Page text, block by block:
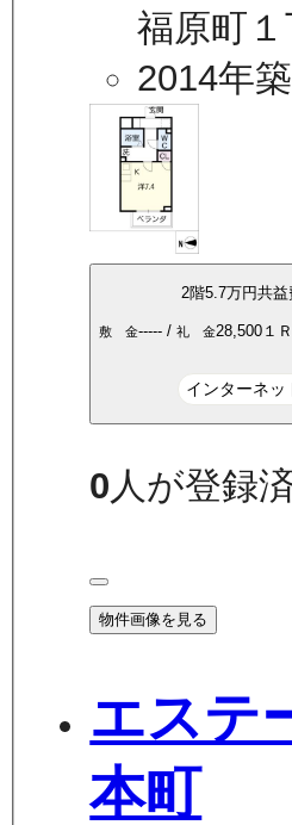
福原町１
2014年築
2階5.7万円共益
敷 金----- /礼 金28,500 １Ｒ
インターネッ
0人が登録
物件画像を見る
エステ
本町